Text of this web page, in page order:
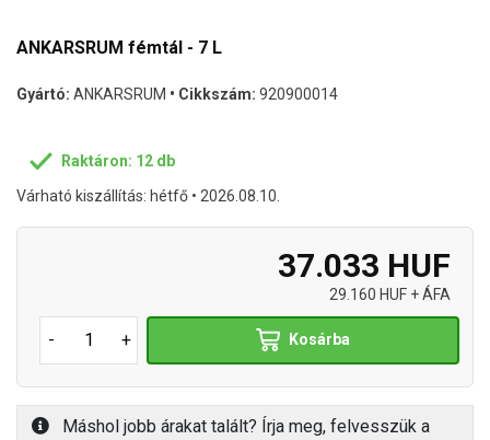
ANKARSRUM fémtál - 7 L
Gyártó: ANKARSRUM • Cikkszám: 920900014
Raktáron: 12 db
Várható kiszállítás: hétfő • 2026.08.10.
37.033 HUF
29.160 HUF + ÁFA
- + Kosárba
Máshol jobb árakat talált? Írja meg, felvesszük a